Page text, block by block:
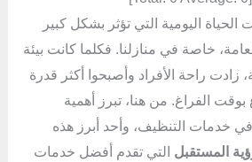
الحياة اليومية التي تؤثر بشكل كبير
خاصة في منازلنا. فكلما كانت بيئة
زادت راحة الأفراد وأصبحوا أكثر قدرة
الفراغ. من هنا، تبرز أهمية
خدمات التنظيف، وأحد أبرز هذه
المستقبل التي تقدم أفضل خدمات